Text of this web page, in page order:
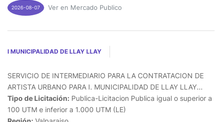
2026-08-07 Ver en Mercado Publico
I MUNICIPALIDAD DE LLAY LLAY
SERVICIO DE INTERMEDIARIO PARA LA CONTRATACION DE
ARTISTA URBANO PARA I. MUNICIPALIDAD DE LLAY LLAY...
Tipo de Licitación: Publica-Licitacion Publica igual o superior a
100 UTM e inferior a 1.000 UTM (LE)